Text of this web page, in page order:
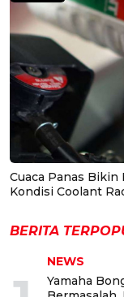
Cuaca Panas
Kondisi Coolant
BERITA
NEWS
Yamaha